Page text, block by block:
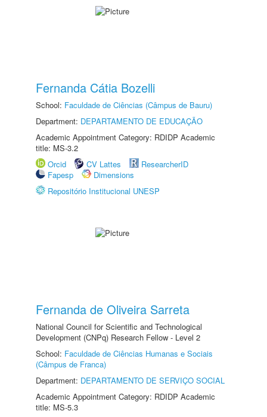
Fernanda Cátia Bozelli
School: Faculdade de Ciências (Câmpus de Bauru)
Department: DEPARTAMENTO DE EDUCAÇÃO
Academic Appointment Category: RDIDP Academic
title: MS-3.2
Orcid
CV Lattes
ResearcherID
Fapesp
Dimensions
Repositório Institucional UNESP
Fernanda de Oliveira Sarreta
National Council for Scientific and Technological
Development (CNPq) Research Fellow - Level 2
School: Faculdade de Ciências Humanas e Sociais
(Câmpus de Franca)
Department: DEPARTAMENTO DE SERVIÇO SOCIAL
Academic Appointment Category: RDIDP Academic
title: MS-5.3